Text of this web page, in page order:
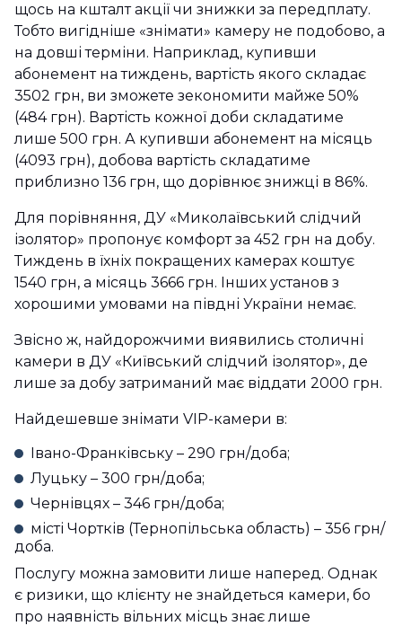
щось на кшталт акції чи знижки за передплату.
Тобто вигідніше «знімати» камеру не подобово, а
на довші терміни. Наприклад, купивши
абонемент на тиждень, вартість якого складає
3502 грн, ви зможете зекономити майже 50%
(484 грн). Вартість кожної доби складатиме
лише 500 грн. А купивши абонемент на місяць
(4093 грн), добова вартість складатиме
приблизно 136 грн, що дорівнює знижці в 86%.
Для порівняння, ДУ «Миколаївський слідчий
ізолятор» пропонує комфорт за 452 грн на добу.
Тиждень в їхніх покращених камерах коштує
1540 грн, а місяць 3666 грн. Інших установ з
хорошими умовами на півдні України немає.
Звісно ж, найдорожчими виявились столичні
камери в ДУ «Київський слідчий ізолятор», де
лише за добу затриманий має віддати 2000 грн.
Найдешевше знімати VIP-камери в:
Івано-Франківську – 290 грн/доба;
Луцьку – 300 грн/доба;
Чернівцях – 346 грн/доба;
місті Чортків (Тернопільська область) – 356 грн/
доба.
Послугу можна замовити лише наперед. Однак
є ризики, що клієнту не знайдеться камери, бо
про наявність вільних місць знає лише